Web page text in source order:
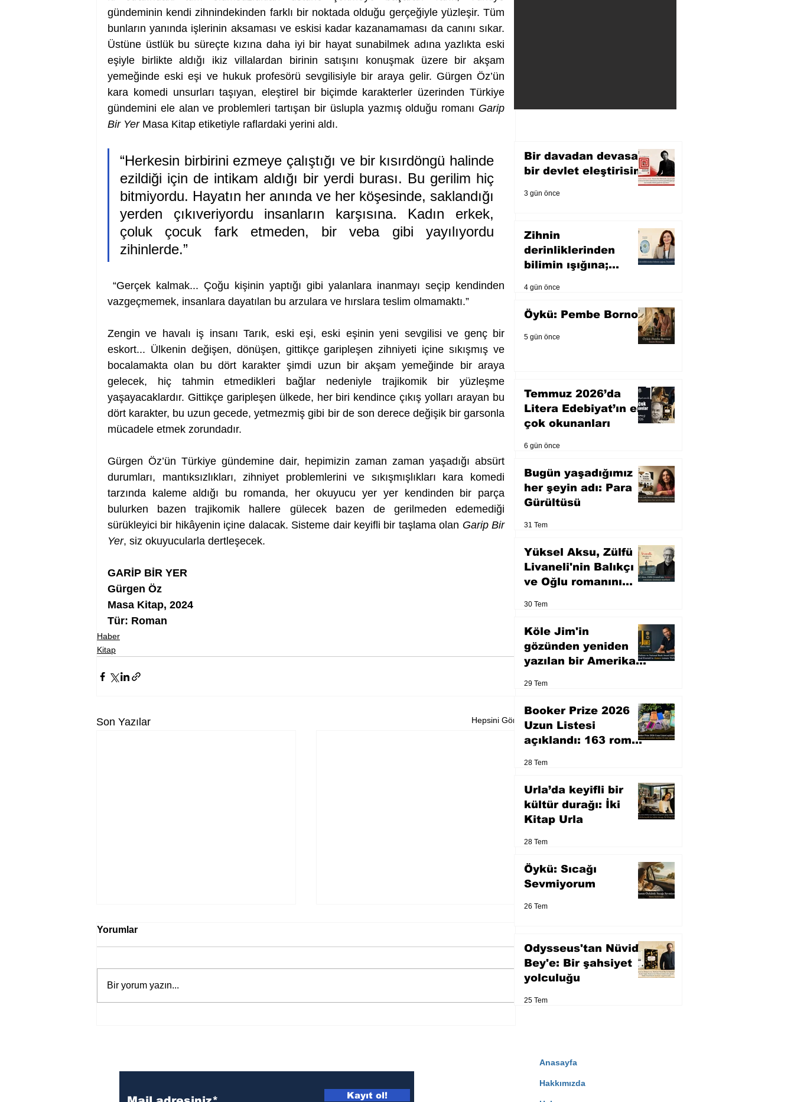
gündeminin kendi zihnindekinden farklı bir noktada olduğu gerçeğiyle yüzleşir. Tüm
bunların yanında işlerinin aksaması ve eskisi kadar kazanamaması da canını sıkar.
Üstüne üstlük bu süreçte kızına daha iyi bir hayat sunabilmek adına yazlıkta eski
eşiyle birlikte aldığı ikiz villalardan birinin satışını konuşmak üzere bir akşam
yemeğinde eski eşi ve hukuk profesörü sevgilisiyle bir araya gelir. Gürgen Öz’ün
kara komedi unsurları taşıyan, eleştirel bir biçimde karakterler üzerinden Türkiye
gündemini ele alan ve problemleri tartışan bir üslupla yazmış olduğu romanı Garip
Bir Yer Masa Kitap etiketiyle raflardaki yerini aldı.
“Herkesin birbirini ezmeye çalıştığı ve bir kısırdöngü halinde
ezildiği için de intikam aldığı bir yerdi burası. Bu gerilim hiç
bitmiyordu. Hayatın her anında ve her köşesinde, saklandığı
yerden çıkıveriyordu insanların karşısına. Kadın erkek,
çoluk çocuk fark etmeden, bir veba gibi yayılıyordu
zihinlerde.”
“Gerçek kalmak... Çoğu kişinin yaptığı gibi yalanlara inanmayı seçip kendinden
vazgeçmemek, insanlara dayatılan bu arzulara ve hırslara teslim olmamaktı.”
Zengin ve havalı iş insanı Tarık, eski eşi, eski eşinin yeni sevgilisi ve genç bir
eskort... Ülkenin değişen, dönüşen, gittikçe garipleşen zihniyeti içine sıkışmış ve
bocalamakta olan bu dört karakter şimdi uzun bir akşam yemeğinde bir araya
gelecek, hiç tahmin etmedikleri bağlar nedeniyle trajikomik bir yüzleşme
yaşayacaklardır. Gittikçe garipleşen ülkede, her biri kendince çıkış yolları arayan bu
dört karakter, bu uzun gecede, yetmezmiş gibi bir de son derece değişik bir garsonla
mücadele etmek zorundadır.
Gürgen Öz’ün Türkiye gündemine dair, hepimizin zaman zaman yaşadığı absürt
durumları, mantıksızlıkları, zihniyet problemlerini ve sıkışmışlıkları kara komedi
tarzında kaleme aldığı bu romanda, her okuyucu yer yer kendinden bir parça
bulurken bazen trajikomik hallere gülecek bazen de gerilmeden edemediği
sürükleyici bir hikâyenin içine dalacak. Sisteme dair keyifli bir taşlama olan Garip Bir
Yer, siz okuyucularla dertleşecek.
GARİP BİR YER
Gürgen Öz
Masa Kitap, 2024
Tür: Roman
Haber
Kitap
Son Yazılar Hepsini Gör
Yorumlar
Bir yorum yazın...
Bir davadan devasa
bir devlet eleştirisine
3 gün önce
Zihnin
derinliklerinden
bilimin ışığına;
4 gün önce
Öykü: Pembe Bornoz
5 gün önce
Temmuz 2026’da
Litera Edebiyat’ın en
çok okunanları
6 gün önce
Bugün yaşadığımız
her şeyin adı: Para
Gürültüsü
31 Tem
Yüksel Aksu, Zülfü
Livaneli'nin Balıkçı
ve Oğlu romanını
30 Tem
Köle Jim'in
gözünden yeniden
yazılan bir Amerikan
29 Tem
Booker Prize 2026
Uzun Listesi
açıklandı: 163 roman
28 Tem
Urla’da keyifli bir
kültür durağı: İki
Kitap Urla
28 Tem
Öykü: Sıcağı
Sevmiyorum
26 Tem
Odysseus'tan Nüvid
Bey'e: Bir şahsiyet
yolculuğu
25 Tem
Kayıt ol!
Anasayfa
Hakkımızda